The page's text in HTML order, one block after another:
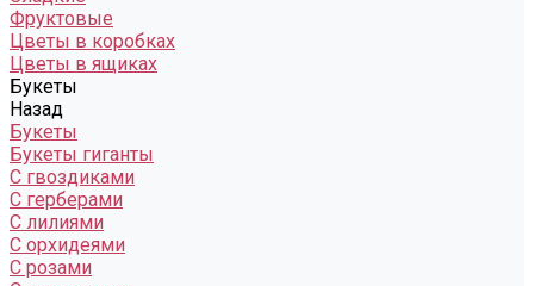
Фруктовые
Цветы в коробках
Цветы в ящиках
Букеты
Назад
Букеты
Букеты гиганты
С гвоздиками
С герберами
С лилиями
С орхидеями
С розами